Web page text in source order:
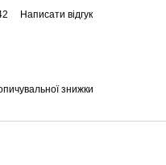
Написати відгук
знижки